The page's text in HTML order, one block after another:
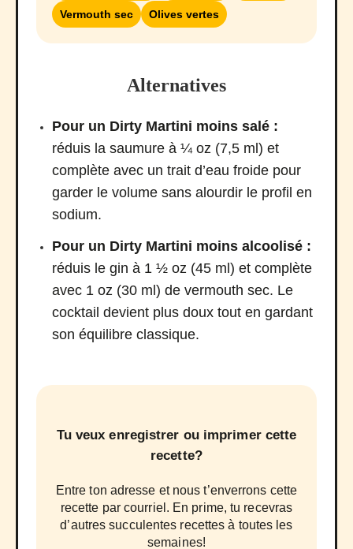
Vermouth sec Olives vertes
Alternatives
Pour un Dirty Martini moins salé :
réduis la saumure à ¼ oz (7,5 ml) et
complète avec un trait d’eau froide pour
garder le volume sans alourdir le profil en
sodium.
Pour un Dirty Martini moins alcoolisé :
réduis le gin à 1 ½ oz (45 ml) et complète
avec 1 oz (30 ml) de vermouth sec. Le
cocktail devient plus doux tout en gardant
son équilibre classique.
Tu veux enregistrer ou imprimer cette
recette?
Entre ton adresse et nous t’enverrons cette
recette par courriel. En prime, tu recevras
d’autres succulentes recettes à toutes les
semaines!